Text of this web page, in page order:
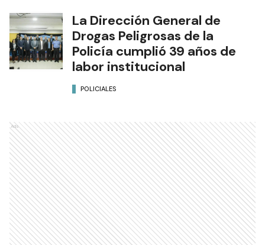
La Dirección General de
Drogas Peligrosas de la
Policía cumplió 39 años de
labor institucional
POLICIALES
Ads